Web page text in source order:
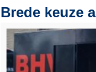
Brede keuze